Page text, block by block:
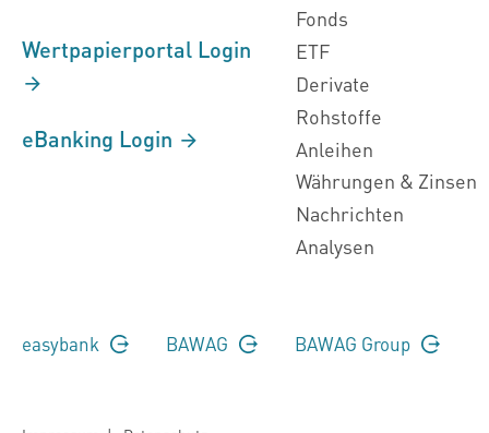
Wertpapierportal Login
eBanking Login
Fonds
ETF
Derivate
Rohstoffe
Anleihen
Währungen & Zinsen
Nachrichten
Analysen
easybank BAWAG BAWAG Group